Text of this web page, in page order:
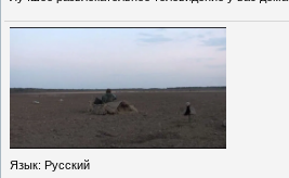
Язык: Русский